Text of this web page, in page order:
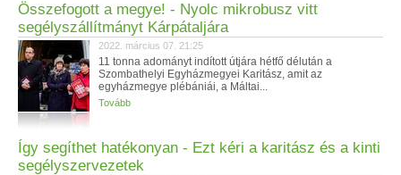
Összefogott a megye! - Nyolc mikrobusz vitt
segélyszállítmányt Kárpátaljára
2022. március 07. 21:25
11 tonna adományt indított útjára hétfő délután a
Szombathelyi Egyházmegyei Karitász, amit az
egyházmegye plébániái, a Máltai...
Tovább
Így segíthet hatékonyan - Ezt kéri a karitász és a kinti
segélyszervezetek